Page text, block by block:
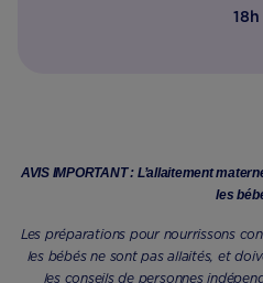
18h
AVIS IMPORTANT : L’allaitement
les
Les préparations pour nourrissons
les bébés ne sont pas allaités, et
les conseils de personnes